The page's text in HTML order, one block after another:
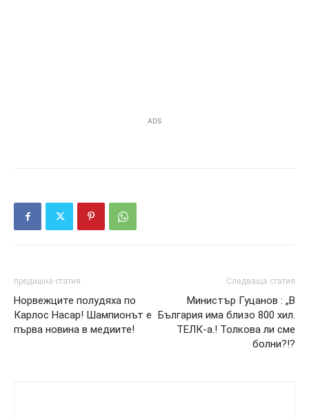
ADS
предишна статия
Норвежците полудяха по
Карлос Насар! Шампионът е
първа новина в медиите!
Следваща статия
Министър Гуцанов : „В
България има близо 800 хил.
ТЕЛК-а.! Толкова ли сме
болни?!?